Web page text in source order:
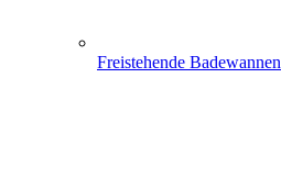
Freistehende Badewannen